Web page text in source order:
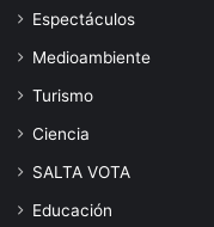
Espectáculos
Medioambiente
Turismo
Ciencia
SALTA VOTA
Educación